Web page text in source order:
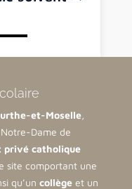
et-Moselle,
Notre-Dame de
privé catholique
site comportant une
qu’un collègeet un